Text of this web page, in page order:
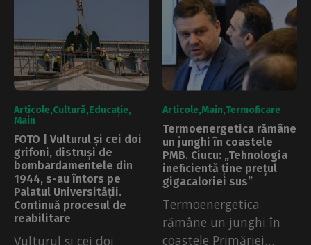
Articole Cultură Educație
Main
FOTO | Vulturul și cei doi
grifoni, distruși de
bombardamentele din
1944, s-au întors pe
Palatul Universității.
Continuă procesul de
reabilitare
Vulturul și cei doi
Articole Main Termoficare
Termoenergetica rămâne
un junghi în coastele
PMB. Ciucu: „Tehnologia
ineficientă ține prețul
gigacaloriei sus”
Termoenergetica
rămâne un junghi în
coastele Primăriei